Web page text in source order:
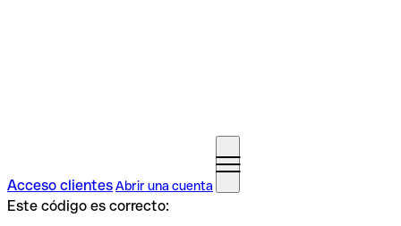
Acceso clientesAbrir una cuenta
Este código es correcto: